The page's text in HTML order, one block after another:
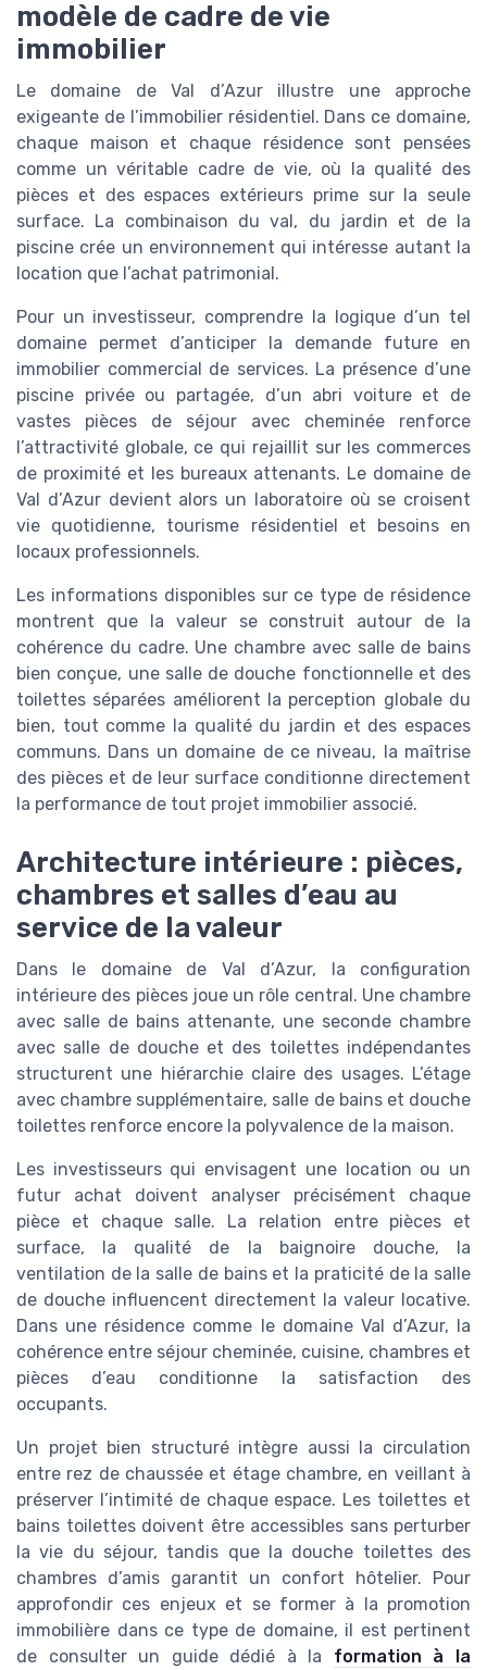
modèle de cadre de vie
immobilier
Le domaine de Val d’Azur illustre une approche
exigeante de l’immobilier résidentiel. Dans ce domaine,
chaque maison et chaque résidence sont pensées
comme un véritable cadre de vie, où la qualité des
pièces et des espaces extérieurs prime sur la seule
surface. La combinaison du val, du jardin et de la
piscine crée un environnement qui intéresse autant la
location que l’achat patrimonial.
Pour un investisseur, comprendre la logique d’un tel
domaine permet d’anticiper la demande future en
immobilier commercial de services. La présence d’une
piscine privée ou partagée, d’un abri voiture et de
vastes pièces de séjour avec cheminée renforce
l’attractivité globale, ce qui rejaillit sur les commerces
de proximité et les bureaux attenants. Le domaine de
Val d’Azur devient alors un laboratoire où se croisent
vie quotidienne, tourisme résidentiel et besoins en
locaux professionnels.
Les informations disponibles sur ce type de résidence
montrent que la valeur se construit autour de la
cohérence du cadre. Une chambre avec salle de bains
bien conçue, une salle de douche fonctionnelle et des
toilettes séparées améliorent la perception globale du
bien, tout comme la qualité du jardin et des espaces
communs. Dans un domaine de ce niveau, la maîtrise
des pièces et de leur surface conditionne directement
la performance de tout projet immobilier associé.
Architecture intérieure : pièces,
chambres et salles d’eau au
service de la valeur
Dans le domaine de Val d’Azur, la configuration
intérieure des pièces joue un rôle central. Une chambre
avec salle de bains attenante, une seconde chambre
avec salle de douche et des toilettes indépendantes
structurent une hiérarchie claire des usages. L’étage
avec chambre supplémentaire, salle de bains et douche
toilettes renforce encore la polyvalence de la maison.
Les investisseurs qui envisagent une location ou un
futur achat doivent analyser précisément chaque
pièce et chaque salle. La relation entre pièces et
surface, la qualité de la baignoire douche, la
ventilation de la salle de bains et la praticité de la salle
de douche influencent directement la valeur locative.
Dans une résidence comme le domaine Val d’Azur, la
cohérence entre séjour cheminée, cuisine, chambres et
pièces d’eau conditionne la satisfaction des
occupants.
Un projet bien structuré intègre aussi la circulation
entre rez de chaussée et étage chambre, en veillant à
préserver l’intimité de chaque espace. Les toilettes et
bains toilettes doivent être accessibles sans perturber
la vie du séjour, tandis que la douche toilettes des
chambres d’amis garantit un confort hôtelier. Pour
approfondir ces enjeux et se former à la promotion
immobilière dans ce type de domaine, il est pertinent
de consulter un guide dédié à la formation à la